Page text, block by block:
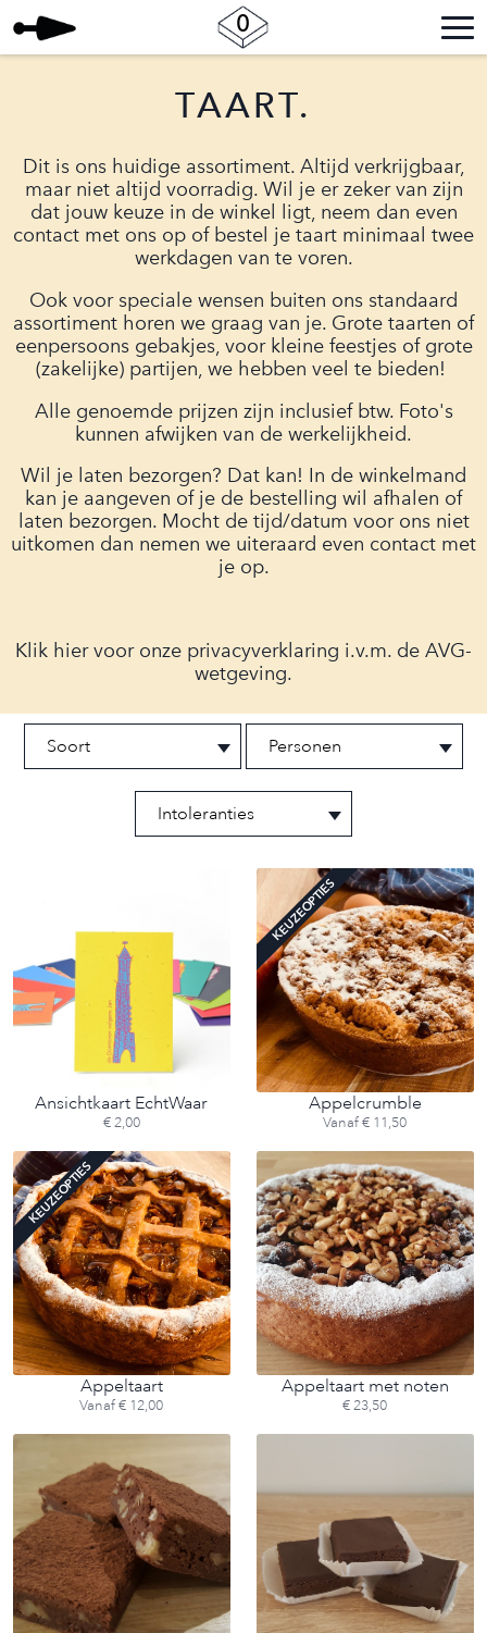
0
TAART.
Dit is ons huidige assortiment. Altijd verkrijgbaar,
maar niet altijd voorradig. Wil je er zeker van zijn
dat jouw keuze in de winkel ligt, neem dan even
contact met ons op of bestel je taart minimaal twee
werkdagen van te voren.
Ook voor speciale wensen buiten ons standaard
assortiment horen we graag van je. Grote taarten of
eenpersoons gebakjes, voor kleine feestjes of grote
(zakelijke) partijen, we hebben veel te bieden!
Alle genoemde prijzen zijn inclusief btw. Foto's
kunnen afwijken van de werkelijkheid.
Wil je laten bezorgen? Dat kan! In de winkelmand
kan je aangeven of je de bestelling wil afhalen of
laten bezorgen. Mocht de tijd/datum voor ons niet
uitkomen dan nemen we uiteraard even contact met
je op.
Klik hiervoor onze privacyverklaring i.v.m. de AVG-
wetgeving.
Ansichtkaart EchtWaar
€ 2,00
KEUZEOPTIES
Appelcrumble
Vanaf € 11,50
KEUZEOPTIES
Appeltaart
Vanaf € 12,00
Appeltaart met noten
€ 23,50